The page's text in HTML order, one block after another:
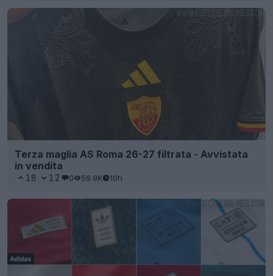
Terza maglia AS Roma 26-27 filtrata - Avvistata
in vendita
18 12 0 59.9K 10h